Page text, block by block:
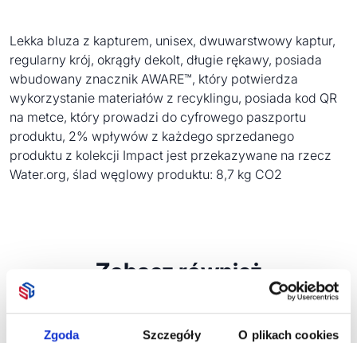
Zgoda Szczegóły O plikach cookies
Lekka bluza z kapturem, unisex, dwuwarstwowy kaptur,
regularny krój, okrągły dekolt, długie rękawy, posiada
wbudowany znacznik AWARE™, który potwierdza
wykorzystanie materiałów z recyklingu, posiada kod QR
na metce, który prowadzi do cyfrowego paszportu
produktu, 2% wpływów z każdego sprzedanego
produktu z kolekcji Impact jest przekazywane na rzecz
Water.org, ślad węglowy produktu: 8,7 kg CO2
Zobacz również